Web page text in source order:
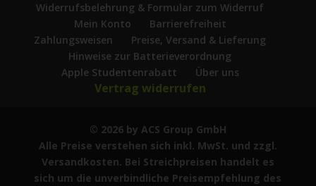
Widerrufsbelehrung & Formular zum Widerruf
Mein Konto
Barrierefreiheit
Zahlungsweisen
Preise, Versand & Lieferung
Hinweise zur Batterieverordnung
Apple Studentenrabatt
Über uns
Vertrag widerrufen
© 2026 by ACS Group GmbH
Alle Preise verstehen sich inkl. MwSt. und zzgl.
Versandkosten. Bei Streichpreisen handelt es
sich um die unverbindliche Preisempfehlung des